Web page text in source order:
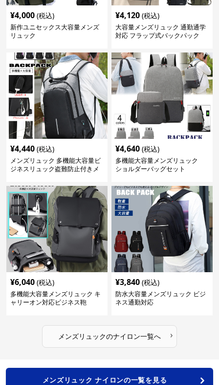
¥4,000 (税込)
新作ユニセックス大容量メンズ
リュック
¥4,120 (税込)
大容量メンズリュック 通勤通学
対応 フラップ式バックパック
¥4,440 (税込)
メンズリュック 多機能大容量ビ
ジネスリュック盗難防止付きメ
¥4,640 (税込)
多機能大容量メンズリュック
ショルダーバッグセット
¥6,040 (税込)
多機能大容量メンズリュック キ
ャリーオン対応ビジネス鞄
¥3,840 (税込)
防水大容量メンズリュック ビジ
ネス通勤対応
メンズリュックのナイロン一覧へ ›
メンズリュック ナイロンの一覧を見る